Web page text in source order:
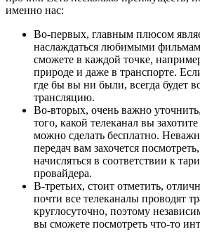
именно нас:
Во-первых, главным плюсом
наслаждаться любимыми
сможете в каждой точке,
природе и даже в транспорте.
где бы вы ни были, всегда будет
трансляцию.
Во-вторых, очень важно
того, какой телеканал вы
можно сделать бесплатно.
передач вам захочется
начисляться в соответствии к
провайдера.
В-третьих, стоит отметить,
почти все телеканалы проводят
круглосуточно, поэтому
вы сможете посмотреть что-то